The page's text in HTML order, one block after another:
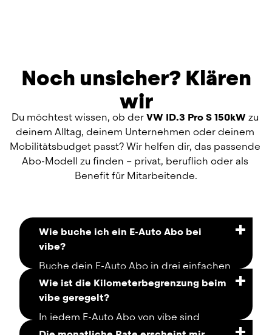
Noch unsicher? Klären
wir
Du möchtest wissen, ob der VW ID.3 Pro S 150kW zu
deinem Alltag, deinem Unternehmen oder deinem
Mobilitätsbudget passt? Wir helfen dir, das passende
Abo-Modell zu finden – privat, beruflich oder als
Benefit für Mitarbeitende.
Wie buche ich ein E-Auto Abo bei
vibe?
Buche dein E-Auto Abo in drei einfachen
Schritten und voll digital:
Wie ist die Kilometerbegrenzung beim
vibe geregelt?
In jedem E-Auto Abo von vibe sind
bereits